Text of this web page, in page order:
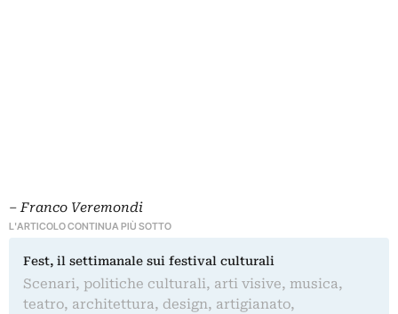
– Franco Veremondi
L'ARTICOLO CONTINUA PIÙ SOTTO
Fest, il settimanale sui festival culturali
Scenari, politiche culturali, arti visive, musica,
teatro, architettura, design, artigianato,